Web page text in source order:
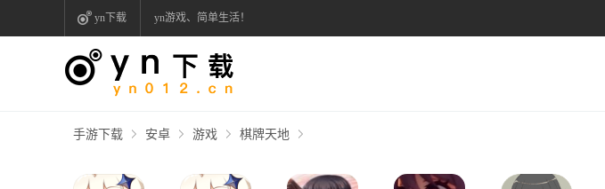
yn下载 yn游戏、简单生活！
手游下载 安卓 游戏 棋牌天地